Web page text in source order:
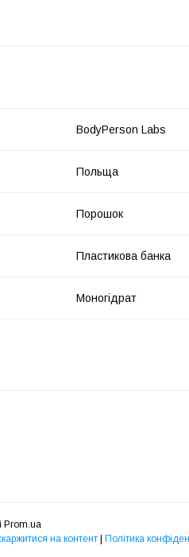
BodyPerson Labs
Польща
Порошок
Пластикова банка
Моногідрат
Prom.ua
на контент | Політика